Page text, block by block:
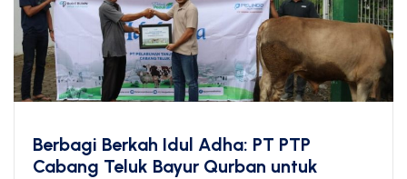
Berbagi Berkah Idul Adha: PT PTP
Cabang Teluk Bayur Qurban untuk